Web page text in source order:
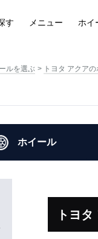
す メニュー ホイ
ルを選ぶ トヨタ アクア
ホイール
トヨ